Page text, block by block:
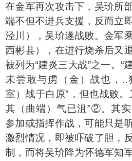
在金军再次攻击下，吴玠所
端不但不进兵支援，反而立
泾川），吴玠遂战败。金军
西彬县），在进行烧杀后又
被列为“建炎三大战”之一。“
未尝敢与虏（金）战也，..
室）战于白原”，但也战败。
其（曲端）气已沮”②。其
参加或指挥作战，可能只是
激烈情况，即被吓破了胆，
制，而将吴玠降为怀德军知